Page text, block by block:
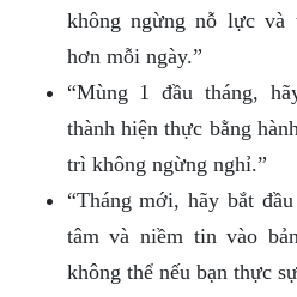
không ngừng nỗ lực và
hơn mỗi ngày.”
“Mùng 1 đầu tháng,
thành hiện thực bằng
trì không ngừng nghỉ.”
“Tháng mới, hãy bắt
tâm và niềm tin vào
không thể nếu bạn thực